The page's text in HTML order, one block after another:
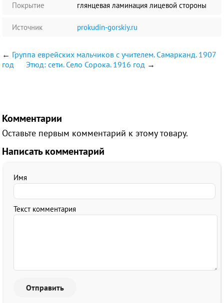
Покрытие глянцевая ламинация лицевой стороны
Источник prokudin-gorskiy.ru
← Группа еврейских мальчиков с учителем. Самарканд. 1907
год
Этюд: сети. Село Сорока. 1916 год →
Комментарии
Оставьте первым комментарий к этому товару.
Написать комментарий
Имя
Текст комментария